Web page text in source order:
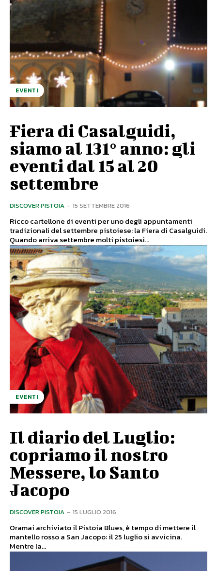
EVENTI
Fiera di Casalguidi,
siamo al 131° anno: gli
eventi dal 15 al 20
settembre
DISCOVER PISTOIA - 15 SETTEMBRE 2016
Ricco cartellone di eventi per uno degli appuntamenti
tradizionali del settembre pistoiese: la Fiera di Casalguidi.
Quando arriva settembre molti pistoiesi...
EVENTI
Il diario del Luglio:
copriamo il nostro
Messere, lo Santo
Jacopo
DISCOVER PISTOIA - 15 LUGLIO 2016
Oramai archiviato il Pistoia Blues, è tempo di mettere il
mantello rosso a San Jacopo: il 25 luglio si avvicina.
Mentre la...